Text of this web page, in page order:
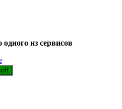
из сервисов